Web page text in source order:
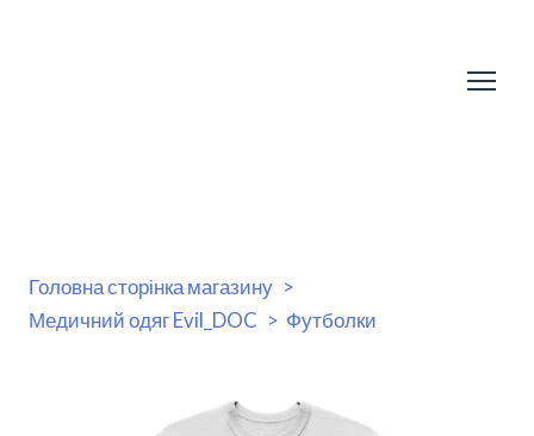
Головна сторінка магазину
Медичний одяг Evil_DOC
Футболки